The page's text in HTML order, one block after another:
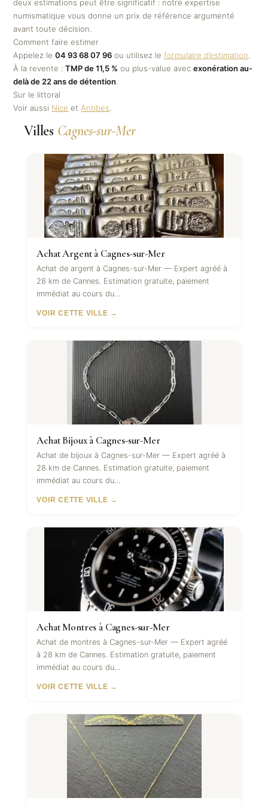
deux estimations peut être significatif : notre expertise
numismatique vous donne un prix de référence argumenté
avant toute décision.
Comment faire estimer
Appelez le04 93 68 07 96 ou utilisez leformulaire d’estimation.
À la revente :TMP de 11,5 % ou plus-value avecexonération au-
delà de 22 ans de détention.
Sur le littoral
Voir aussi Nice etAntibes.
Villes Cagnes-sur-Mer
Achat Argent à Cagnes-sur-Mer
Achat de argent à Cagnes-sur-Mer — Expert agréé à
28 km de Cannes. Estimation gratuite, paiement
immédiat au cours du…
VOIR CETTE VILLE →
Achat Bijoux à Cagnes-sur-Mer
Achat de bijoux à Cagnes-sur-Mer — Expert agréé à
28 km de Cannes. Estimation gratuite, paiement
immédiat au cours du…
VOIR CETTE VILLE →
Achat Montres à Cagnes-sur-Mer
Achat de montres à Cagnes-sur-Mer — Expert agréé
à 28 km de Cannes. Estimation gratuite, paiement
immédiat au cours du…
VOIR CETTE VILLE →